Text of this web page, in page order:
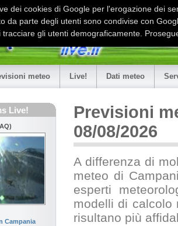
meteo Live! Dati meteo
Live!
Campania
Previsioni
08/08/2026
A differenza di
meteo di
esperti
modelli di calcolo
risultano più
dei cookies di Google per l'erogazione dei
da parte degli utenti sono condivise con
tracciare gli utenti demograficamente.